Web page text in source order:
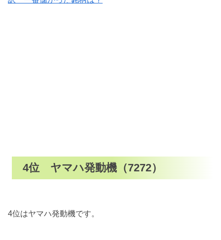
4位 ヤマハ発動機（7272）
4位はヤマハ発動機です。